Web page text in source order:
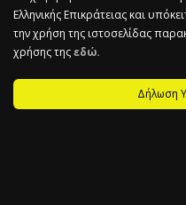
Ελληνικής Επικράτειας και
την χρήση της ιστοσελίδας
χρήσης τηςεδώ.
Δήλωση